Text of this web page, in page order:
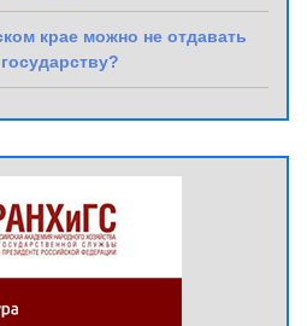
крае можно не отдавать